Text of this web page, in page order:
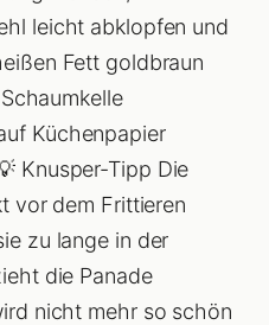
leicht abklopfen und
Fett goldbraun
Küchenpapier
Knusper-Tipp Die
vor dem Frittieren
zu lange in der
die Panade
nicht mehr so schön